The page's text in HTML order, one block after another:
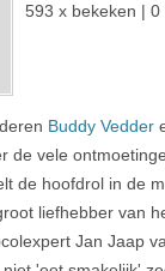
593 x bekeken | 0
Buddy Vedder
de vele
de hoofdrol in de
liefhebber van
Jan Jaap